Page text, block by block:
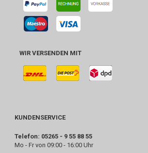
WIR VERSENDEN MIT
KUNDENSERVICE
Telefon: 05265 - 9 55 88 55
Mo - Fr von 09:00 - 16:00 Uhr